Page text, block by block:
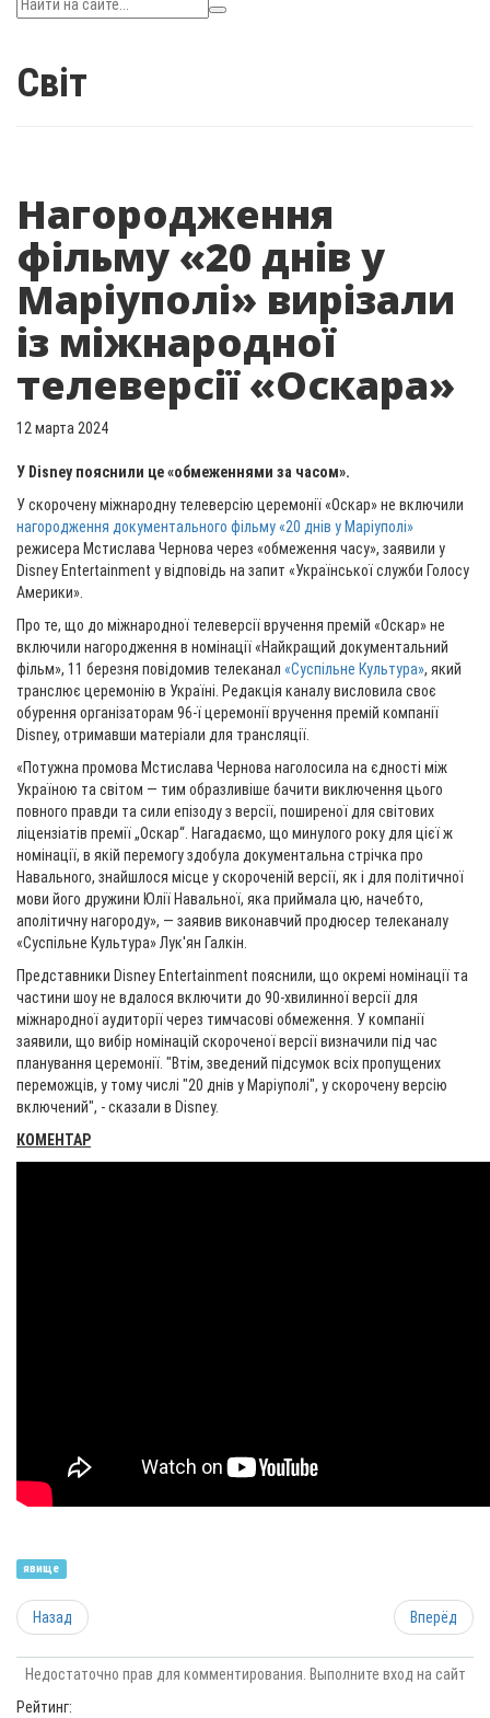
Світ
Нагородження
фільму «20 днів у
Маріуполі» вирізали
із міжнародної
телеверсії «Оскара»
12 марта 2024
У Disney пояснили це «обмеженнями за часом».
У скорочену міжнародну телеверсію церемонії «Оскар» не включили
нагородження документального фільму «20 днів у Маріуполі»
режисера Мстислава Чернова через «обмеження часу», заявили у
Disney Entertainment у відповідь на запит «Української служби Голосу
Америки».
Про те, що до міжнародної телеверсії вручення премій «Оскар» не
включили нагородження в номінації «Найкращий документальний
фільм», 11 березня повідомив телеканал «Суспільне Культура», який
транслює церемонію в Україні. Редакція каналу висловила своє
обурення організаторам 96-ї церемонії вручення премій компанії
Disney, отримавши матеріали для трансляції.
«Потужна промова Мстислава Чернова наголосила на єдності між
Україною та світом — тим образливіше бачити виключення цього
повного правди та сили епізоду з версії, поширеної для світових
ліцензіатів премії „Оскар“. Нагадаємо, що минулого року для цієї ж
номінації, в якій перемогу здобула документальна стрічка про
Навального, знайшлося місце у скороченій версії, як і для політичної
мови його дружини Юлії Навальної, яка приймала цю, начебто,
аполітичну нагороду», — заявив виконавчий продюсер телеканалу
«Суспільне Культура» Лук'ян Галкін.
Представники Disney Entertainment пояснили, що окремі номінації та
частини шоу не вдалося включити до 90-хвилинної версії для
міжнародної аудиторії через тимчасові обмеження. У компанії
заявили, що вибір номінацій скороченої версії визначили під час
планування церемонії. "Втім, зведений підсумок всіх пропущених
переможців, у тому числі "20 днів у Маріуполі", у скорочену версію
включений", - сказали в Disney.
КОМЕНТАР
явище
Назад Вперёд
Недостаточно прав для комментирования. Выполните вход на сайт
Рейтинг: